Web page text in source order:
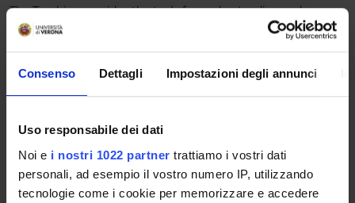
Consenso Dettagli Impostazioni degli annunci
Uso responsabile dei dati
Noi e i nostri 1022 partner trattiamo i vostri dati
personali, ad esempio il vostro numero IP, utilizzando
tecnologie come i cookie per memorizzare e accedere
The Teaching provides the tools for understanding and
medical approach to the main neoplastic diseases in the
cancer patient, illustrates the basic elements and quality
controls of Radiotherapy equipment as well as the techniques
of radiotherapy treatment.
EQUIPMENT AND QUALITY CONTROLS IN RADIOTHERAPY: to
Radiotherapy with reference to quality controls and the role
and professional development of the Medical Radiology